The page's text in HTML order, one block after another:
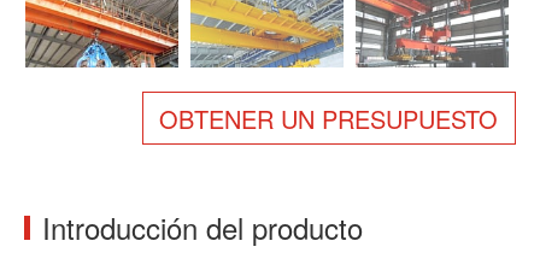
Caso
Preguntas frecuentes
OBTENER UN PRESUPUESTO
Introducción del producto